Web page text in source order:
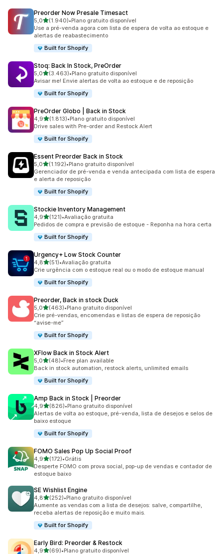
Preorder Now Presale Timesact
5,0de 5 estrelas
(1.940)
1940 avaliações ao todo
•Plano gratuito disponível
Use a pré-venda agora com lista de espera de volta ao estoque e
alertas de reabastecimento
Built for Shopify
Stoq: Back In Stock, PreOrder
5,0de 5 estrelas
(3.463)
3463 avaliações ao todo
•Plano gratuito disponível
Avisar me! Envie alertas de volta ao estoque e de reposição
Built for Shopify
PreOrder Globo | Back in Stock
4,9de 5 estrelas
(1.813)
1813 avaliações ao todo
•Plano gratuito disponível
Drive sales with Pre-order and Restock Alert
Built for Shopify
Essent Preorder Back in Stock
5,0de 5 estrelas
(1.192)
1192 avaliações ao todo
•Plano gratuito disponível
Gerenciador de pré-venda e venda antecipada com lista de espera
e alerta de reposição
Built for Shopify
Stockie Inventory Management
4,9de 5 estrelas
(121)
121 avaliações ao todo
•Avaliação gratuita
Pedidos de compra e previsão de estoque - Reponha na hora certa
Built for Shopify
Urgency+ Low Stock Counter
4,8de 5 estrelas
(51)
51 avaliações ao todo
•Avaliação gratuita
Crie urgência com o estoque real ou o modo de estoque manual
Built for Shopify
Preorder, Back in stock Duck
5,0de 5 estrelas
(463)
463 avaliações ao todo
•Plano gratuito disponível
Crie pré-vendas, encomendas e listas de espera de reposição
“avise-me”
Built for Shopify
XFlow Back in Stock Alert
5,0de 5 estrelas
(48)
48 avaliações ao todo
•Free plan available
Back in stock automation, restock alerts, unlimited emails
Built for Shopify
Amp Back in Stock | Preorder
4,9de 5 estrelas
(826)
826 avaliações ao todo
•Plano gratuito disponível
Alertas de volta ao estoque, pré-venda, lista de desejos e selos de
baixo estoque
Built for Shopify
FOMO Sales Pop Up Social Proof
4,9de 5 estrelas
(172)
172 avaliações ao todo
•Grátis
Desperte FOMO com prova social, pop-up de vendas e contador de
estoque baixo
SE Wishlist Engine
4,8de 5 estrelas
(252)
252 avaliações ao todo
•Plano gratuito disponível
Aumente as vendas com a lista de desejos: salve, compartilhe,
receba alertas de reposição e muito mais.
Built for Shopify
Early Bird: Preorder & Restock
4,9de 5 estrelas
(69)•Plano gratuito disponível